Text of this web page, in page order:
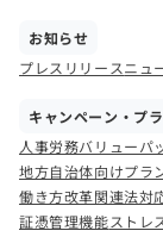
お知らせ
プレスリリースニュ
キャンペーン・プ
人事労務バリューパ
地方自治体向けプラ
働き方改革関連法対
証憑管理機能ストレ